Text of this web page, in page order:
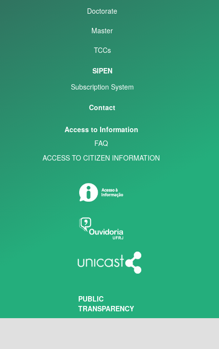
Doctorate
Master
TCCs
SIPEN
Subscription System
Contact
Access to Information
FAQ
ACCESS TO CITIZEN INFORMATION
PUBLIC
TRANSPARENCY